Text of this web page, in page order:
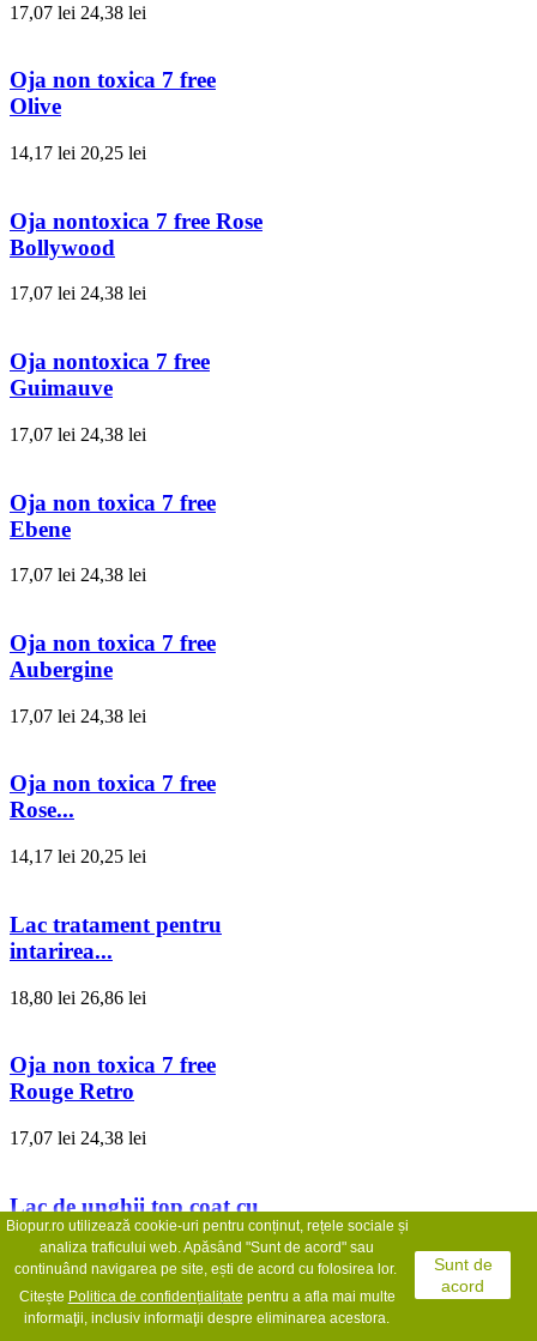
17,07 lei 24,38 lei
Oja non toxica 7 free
Olive
14,17 lei 20,25 lei
Oja nontoxica 7 free Rose
Bollywood
17,07 lei 24,38 lei
Oja nontoxica 7 free
Guimauve
17,07 lei 24,38 lei
Oja non toxica 7 free
Ebene
17,07 lei 24,38 lei
Oja non toxica 7 free
Aubergine
17,07 lei 24,38 lei
Oja non toxica 7 free
Rose...
14,17 lei 20,25 lei
Lac tratament pentru
intarirea...
18,80 lei 26,86 lei
Oja non toxica 7 free
Rouge Retro
17,07 lei 24,38 lei
Lac de unghii top coat cu
paiete...
18,80 lei 26,86 lei
Biopur.ro utilizează cookie-uri pentru conținut, rețele sociale și
analiza traficului web. Apăsând "Sunt de acord" sau
continuând navigarea pe site, ești de acord cu folosirea lor.
Citește Politica de confidențialitate pentru a afla mai multe
informaţii, inclusiv informaţii despre eliminarea acestora.
Sunt de
acord